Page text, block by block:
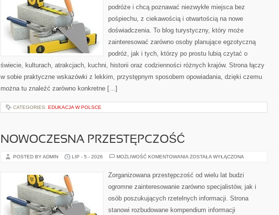
podróże i chcą poznawać niezwykłe miejsca bez
pośpiechu, z ciekawością i otwartością na nowe
doświadczenia. To blog turystyczny, który może
zainteresować zarówno osoby planujące egzotyczną
podróż, jak i tych, którzy po prostu lubią czytać o
świecie, kulturach, atrakcjach, kuchni, historii oraz codzienności różnych krajów. Strona łączy
w sobie praktyczne wskazówki z lekkim, przystępnym sposobem opowiadania, dzięki czemu
można tu znaleźć zarówno konkretne […]
CATEGORIES: EDUKACJA W POLSCE
NOWOCZESNA PRZESTĘPCZOŚĆ
POSTED BY ADMIN LIP - 5 - 2026 MOŻLIWOŚĆ KOMENTOWANIA NOWOCZESNA
ZOSTAŁA WYŁĄCZONA
Zorganizowana przestępczość od wielu lat budzi
ogromne zainteresowanie zarówno specjalistów, jak i
osób poszukujących rzetelnych informacji. Strona
stanowi rozbudowane kompendium informacji